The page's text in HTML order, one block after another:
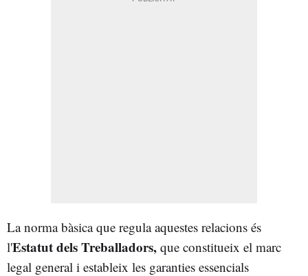
La norma bàsica que regula aquestes relacions és
l'Estatut dels Treballadors, que constitueix el marc
legal general i estableix les garanties essencials